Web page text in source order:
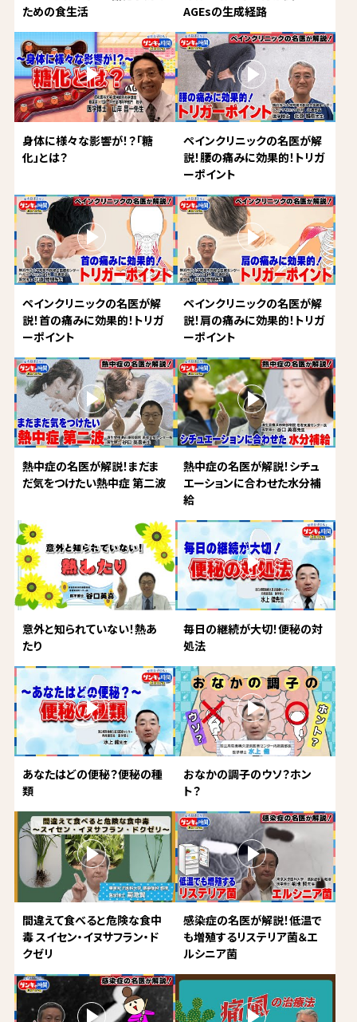
ための食生活
AGEsの生成経路
身体に様々な影響が！？「糖
化」とは？
ペインクリニックの名医が解
説！腰の痛みに効果的！トリガ
ーポイント
ペインクリニックの名医が解
説！首の痛みに効果的！トリガ
ーポイント
ペインクリニックの名医が解
説！肩の痛みに効果的！トリガ
ーポイント
熱中症の名医が解説！まだま
だ気をつけたい熱中症 第二波
熱中症の名医が解説！シチュ
エーションに合わせた水分補
給
意外と知られていない！熱あ
たり
毎日の継続が大切！便秘の対
処法
あなたはどの便秘？便秘の種
類
おなかの調子のウソ？ホン
ト？
間違えて食べると危険な食中
毒 スイセン・イヌサフラン・ド
クゼリ
感染症の名医が解説！低温で
も増殖するリステリア菌＆エ
ルシニア菌